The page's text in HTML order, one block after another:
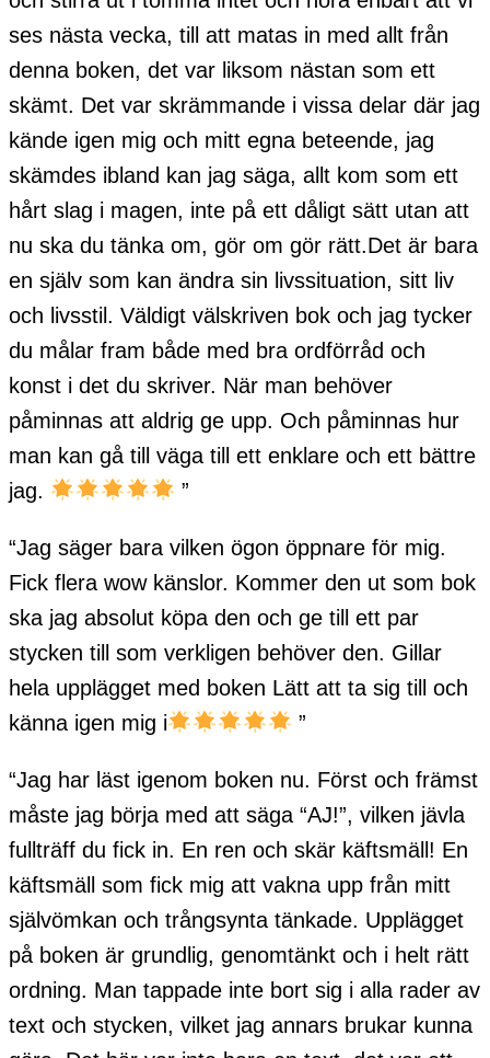
ses nästa vecka, till att matas in med allt från
denna boken, det var liksom nästan som ett
skämt. Det var skrämmande i vissa delar där jag
kände igen mig och mitt egna beteende, jag
skämdes ibland kan jag säga, allt kom som ett
hårt slag i magen, inte på ett dåligt sätt utan att
nu ska du tänka om, gör om gör rätt.Det är bara
en själv som kan ändra sin livssituation, sitt liv
och livsstil. Väldigt välskriven bok och jag tycker
du målar fram både med bra ordförråd och
konst i det du skriver. När man behöver
påminnas att aldrig ge upp. Och påminnas hur
man kan gå till väga till ett enklare och ett bättre
jag.
”
“Jag säger bara vilken ögon öppnare för mig.
Fick flera wow känslor. Kommer den ut som bok
ska jag absolut köpa den och ge till ett par
stycken till som verkligen behöver den. Gillar
hela upplägget med boken Lätt att ta sig till och
känna igen mig i
”
“Jag har läst igenom boken nu. Först och främst
måste jag börja med att säga “AJ!”, vilken jävla
fullträff du fick in. En ren och skär käftsmäll! En
käftsmäll som fick mig att vakna upp från mitt
självömkan och trångsynta tänkade. Upplägget
på boken är grundlig, genomtänkt och i helt rätt
ordning. Man tappade inte bort sig i alla rader av
text och stycken, vilket jag annars brukar kunna